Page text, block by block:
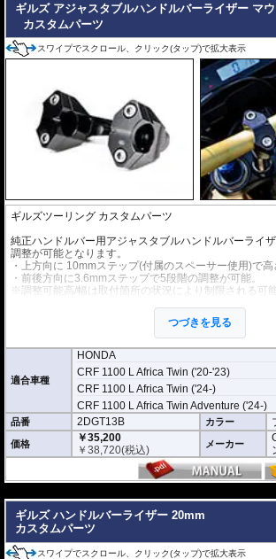
ギルズ アジャスタブルハンドルバーライザー マ
カスタムパーツ
スワイプでスクロール、クリック(タップ)で拡大表示
ギルズツーリング カスタムパーツ
純正ハンドルバー用アジャスタブルハンドルバーライ
調整が可能となります。
・上方向に 10mmステップ(付属のスペーサー使用)で高
・前後方向に3.6mmステップで5段階の調整が可能。
※調整可能高/幅は取付箇所の状況により制限される可
合計15ボジションの中から選択が可能。
アルミビレットからの削り出しにアルマイト処理を施
つづきを見る
適合車種
HONDA
CRF 1100 L Africa Twin ('20-'23)
CRF 1100 L Africa Twin ('24-)
CRF 1100 L Africa Twin Adventure ('24-)
品番 2DGT13B カラー
価格
￥35,200
￥38,720(税込) メーカー
ギルズ ハンドルバーライザー 20mm
カスタムパーツ
スワイプでスクロール、クリック(タップ)で拡大表示